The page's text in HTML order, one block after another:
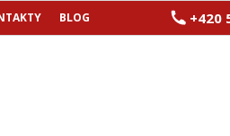
BLOG +420